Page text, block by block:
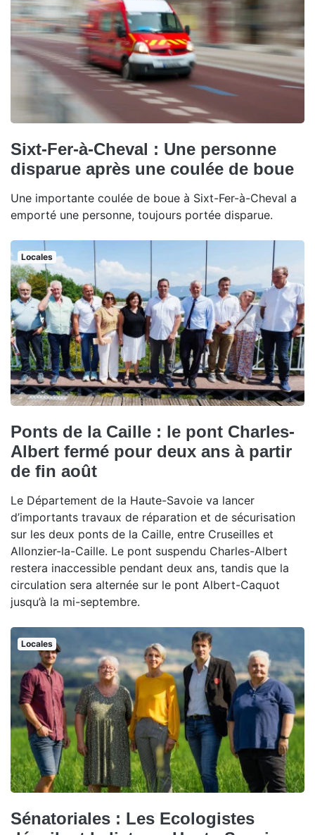
Sixt-Fer-à-Cheval : Une personne
disparue après une coulée de boue
Une importante coulée de boue à Sixt-Fer-à-Cheval a
emporté une personne, toujours portée disparue.
Locales
Ponts de la Caille : le pont Charles-
Albert fermé pour deux ans à partir
de fin août
Le Département de la Haute-Savoie va lancer
d’importants travaux de réparation et de sécurisation
sur les deux ponts de la Caille, entre Cruseilles et
Allonzier-la-Caille. Le pont suspendu Charles-Albert
restera inaccessible pendant deux ans, tandis que la
circulation sera alternée sur le pont Albert-Caquot
jusqu’à la mi-septembre.
Locales
Sénatoriales : Les Ecologistes